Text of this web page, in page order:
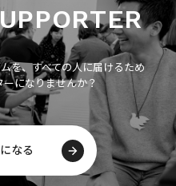
を、すべての人に届けるため
になりませんか？
なる